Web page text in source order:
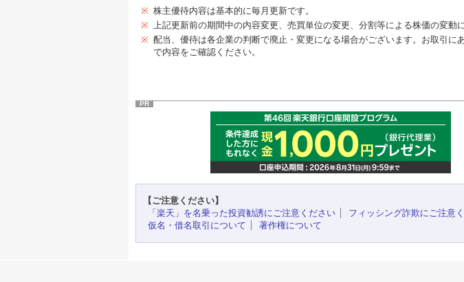
※ 株主優待内容は基本的に毎月更新です。
※ 上記更新前の期間中の内容変更、売買単位の変更、分割等による株価の変動
※ 配当、優待は各企業の判断で廃止・変更になる場合がございます。お取引に
で内容をご確認ください。
PR
【ご注意ください】
「楽天」を名乗った投資勧誘にご注意ください
フィッシング詐欺にご注意
仮名・借名取引について
著作権について